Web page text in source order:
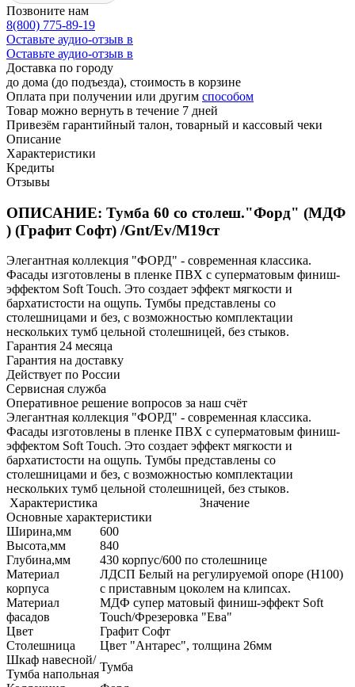
Позвоните нам
8(800) 775-89-19
Оставьте аудио-отзыв в
Оставьте аудио-отзыв в
Доставка по городу
до дома (до подъезда), стоимость в корзине
Оплата при получении или другим способом
Товар можно вернуть в течение 7 дней
Привезём гарантийный талон, товарный и кассовый чеки
Описание
Характеристики
Кредиты
Отзывы
ОПИСАНИЕ: Тумба 60 со столеш."Форд" (МДФ
) (Графит Софт) /Gnt/Ev/М19ст
Элегантная коллекция "ФОРД" - современная классика.
Фасады изготовлены в пленке ПВХ с суперматовым финиш-
эффектом Soft Touch. Это создает эффект мягкости и
бархатистости на ощупь. Тумбы представлены со
столешницами и без, с возможностью комплектации
нескольких тумб цельной столешницей, без стыков.
Гарантия 24 месяца
Гарантия на доставку
Действует по России
Сервисная служба
Оперативное решение вопросов за наш счёт
Элегантная коллекция "ФОРД" - современная классика.
Фасады изготовлены в пленке ПВХ с суперматовым финиш-
эффектом Soft Touch. Это создает эффект мягкости и
бархатистости на ощупь. Тумбы представлены со
столешницами и без, с возможностью комплектации
нескольких тумб цельной столешницей, без стыков.
Характеристика
Значение
Основные характеристики
Ширина,мм
600
Высота,мм
840
Глубина,мм
430 корпус/600 по столешнице
Материал
корпуса
ЛДСП Белый на регулируемой опоре (H100)
с приставным цоколем на клипсах.
Материал
фасадов
МДФ супер матовый финиш-эффект Soft
Touch/Фрезеровка "Ева"
Цвет
Графит Софт
Столешница
Цвет "Антарес", толщина 26мм
Шкаф навесной/
Тумба напольная
Тумба